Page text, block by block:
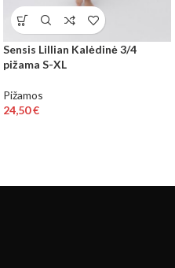
Sensis Lillian Kalėdinė 3/4
pižama S-XL
Pižamos
24,50€